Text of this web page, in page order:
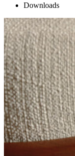
Downloads